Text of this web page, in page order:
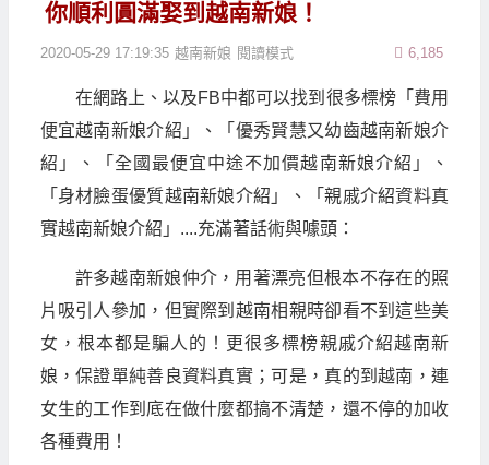
你順利圓滿娶到越南新娘！
2020-05-29 17:19:35 越南新娘 6,185
閱讀模式
在網路上、以及FB中都可以找到很多標榜「費用
便宜越南新娘介紹」、「優秀賢慧又幼齒越南新娘介
紹」、「全國最便宜中途不加價越南新娘介紹」、
「身材臉蛋優質越南新娘介紹」、「親戚介紹資料真
實越南新娘介紹」....充滿著話術與噱頭：
許多越南新娘仲介，用著漂亮但根本不存在的照
片吸引人參加，但實際到越南相親時卻看不到這些美
女，根本都是騙人的！更很多標榜親戚介紹越南新
娘，保證單純善良資料真實；可是，真的到越南，連
女生的工作到底在做什麼都搞不清楚，還不停的加收
各種費用！